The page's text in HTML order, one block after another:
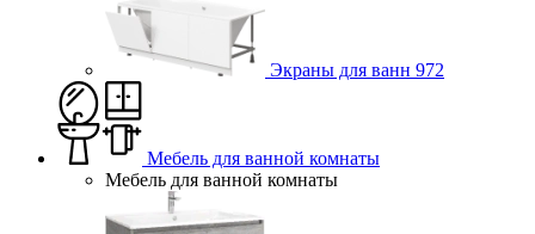
Экраны для ванн 972
Мебель для ванной комнаты
Мебель для ванной комнаты